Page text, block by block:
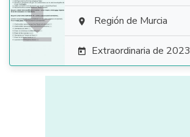
  Región de Murcia
 Extraordinaria de 2023